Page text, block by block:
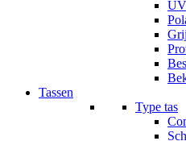
Tassen
Type tas